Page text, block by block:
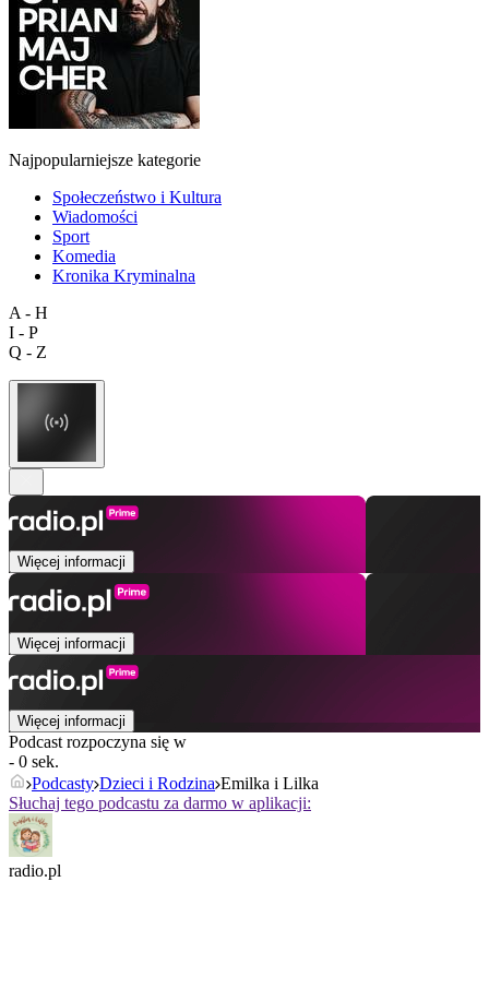
Najpopularniejsze kategorie
Społeczeństwo i Kultura
Wiadomości
Sport
Komedia
Kronika Kryminalna
A - H
I - P
Q - Z
Więcej informacji
Więcej informacji
Więcej informacji
Podcast rozpoczyna się w
- 0 sek.
Podcasty Dzieci i Rodzina Emilka i Lilka
Słuchaj tego podcastu za darmo w aplikacji:
radio.pl